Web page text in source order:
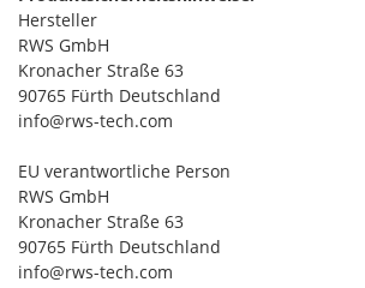
Hersteller
RWS GmbH
Kronacher Straße 63
90765 Fürth Deutschland
info@rws-tech.com
EU verantwortliche Person
RWS GmbH
Kronacher Straße 63
90765 Fürth Deutschland
info@rws-tech.com